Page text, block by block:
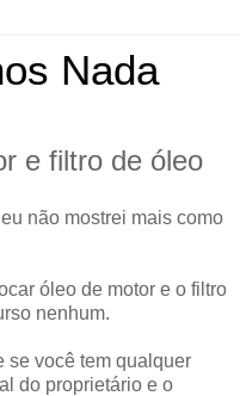
Nada
e filtro de óleo
não mostrei mais como
óleo de motor e o filtro
nenhum.
se você tem qualquer
do proprietário e o